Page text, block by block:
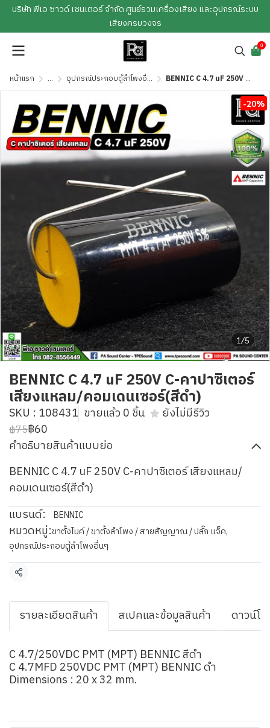
บริษัท พีเอ ซาวด์ เซนเตอร์ จำกัด ศูนย์รวมเครื่องเสียง และอุปกรณ์ระบบ
เสียงครบวงจร
0
หน้าแรก ... อุปกรณ์ประกอบตู้ลำโพงอื่นๆ BENNIC C 4.7 uF 250V C-คาปาซิเตอร์ เสียงแหลม/คอมเดนเซอร์(สีดำ)
1/5
-20%
BENNIC C 4.7 uF 250V C-คาปาซิเตอร์
เสียงแหลม/คอมเดนเซอร์(สีดำ)
SKU : 108431 ขายแล้ว 0 ชิ้น ยังไม่มีรีวิว
฿75฿60
คำอธิบายสินค้าแบบย่อ
BENNIC C 4.7 uF 250V C-คาปาซิเตอร์ เสียงแหลม/
คอมเดนเซอร์(สีดำ)
แบรนด์:
BENNIC
หมวดหมู่:ขาตั้งไมค์ / ขาตั้งลำโพง / สายสัญญาณ / ปลั๊ก แจ็ค,
อุปกรณ์ประกอบตู้ลำโพงอื่นๆ
แชร์
รายละเอียดสินค้า สเปคและข้อมูลสินค้า ดาวน์โ
C 4.7/250VDC PMT (MPT) BENNIC สีดำ
C 4.7MFD 250VDC PMT (MPT) BENNIC ดำ
Dimensions : 20 x 32 mm.